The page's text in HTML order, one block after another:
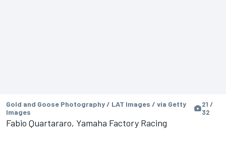
Gold and Goose Photography / LAT Images / via Getty
Images
21 /
32
Fabio Quartararo, Yamaha Factory Racing